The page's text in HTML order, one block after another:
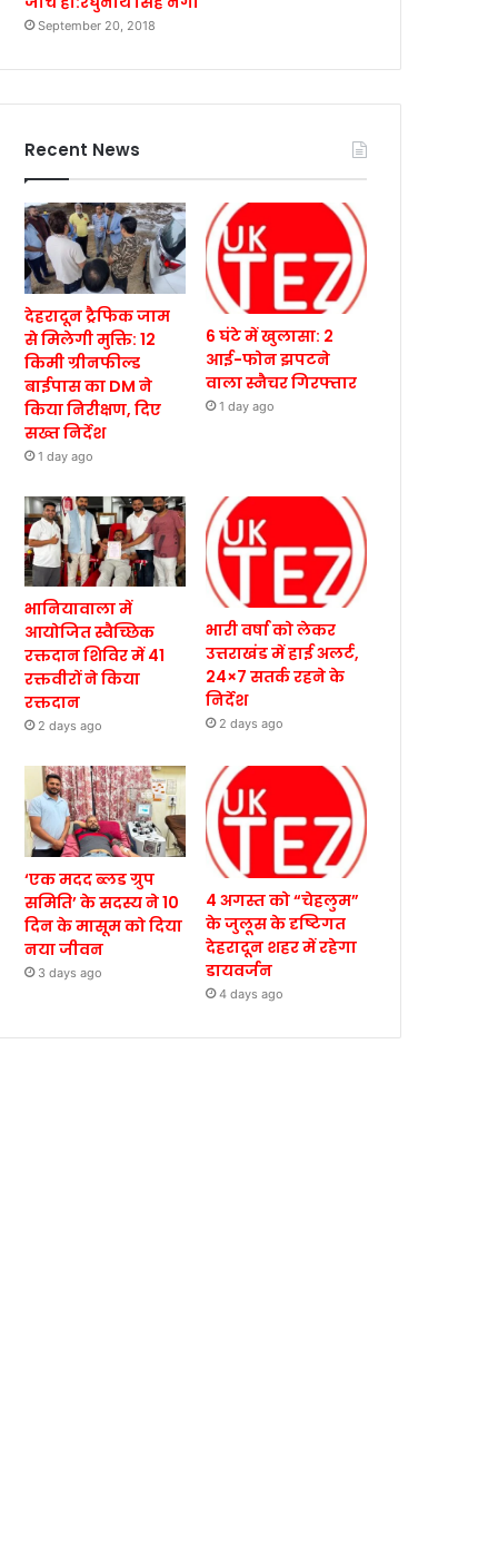
September 20, 2018
Recent News
देहरादून ट्रैफिक जाम
से मिलेगी मुक्ति: 12
किमी ग्रीनफील्ड
बाईपास का DM ने
किया निरीक्षण, दिए
सख्त निर्देश
1 day ago
6 घंटे में खुलासा: 2
आई-फोन झपटने
वाला स्नैचर गिरफ्तार
1 day ago
भानियावाला में
आयोजित स्वैच्छिक
रक्तदान शिविर में 41
रक्तवीरों ने किया
रक्तदान
2 days ago
भारी वर्षा को लेकर
उत्तराखंड में हाई अलर्ट,
24×7 सतर्क रहने के
निर्देश
2 days ago
‘एक मदद ब्लड ग्रुप
समिति’ के सदस्य ने 10
दिन के मासूम को दिया
नया जीवन
3 days ago
4 अगस्त को “चेहलुम”
के जुलूस के दृष्टिगत
देहरादून शहर में रहेगा
डायवर्जन
4 days ago